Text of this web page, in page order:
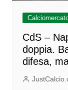
CdS –
doppia.
difesa,